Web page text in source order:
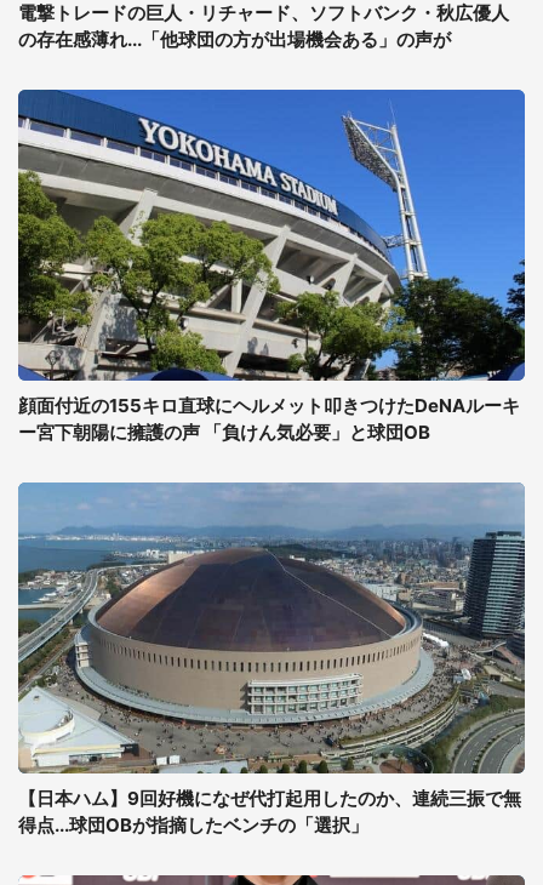
電撃トレードの巨人・リチャード、ソフトバンク・秋広優人
の存在感薄れ...「他球団の方が出場機会ある」の声が
顔面付近の155キロ直球にヘルメット叩きつけたDeNAルーキ
ー宮下朝陽に擁護の声 「負けん気必要」と球団OB
【日本ハム】9回好機になぜ代打起用したのか、連続三振で無
得点...球団OBが指摘したベンチの「選択」